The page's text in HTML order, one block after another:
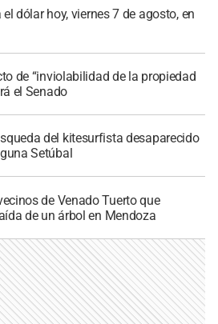
dólar hoy, viernes 7 de agosto, en
de “inviolabilidad de la propiedad
el Senado
del kitesurfista desaparecido
Setúbal
de Venado Tuerto que
de un árbol en Mendoza